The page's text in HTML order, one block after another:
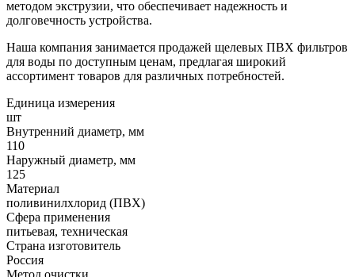
методом экструзии, что обеспечивает надежность и
долговечность устройства.
Наша компания занимается продажей щелевых ПВХ фильтров
для воды по доступным ценам, предлагая широкий
ассортимент товаров для различных потребностей.
Единица измерения
шт
Внутренний диаметр, мм
110
Наружный диаметр, мм
125
Материал
поливинилхлорид (ПВХ)
Сфера применения
питьевая, техническая
Страна изготовитель
Россия
Метод очистки